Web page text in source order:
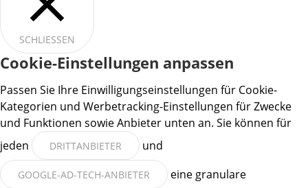
SCHLIESSEN
Cookie-Einstellungen anpassen
Passen Sie Ihre Einwilligungseinstellungen für Cookie-
Kategorien und Werbetracking-Einstellungen für Zwecke
und Funktionen sowie Anbieter unten an. Sie können für
jeden
DRITTANBIETER und
GOOGLE-AD-TECH-ANBIETER
eine granulare